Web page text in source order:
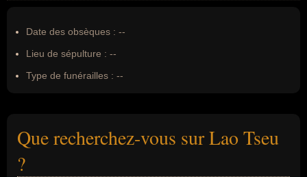
Date des obsèques : --
Lieu de sépulture : --
Type de funérailles : --
Que recherchez-vous sur Lao Tseu
?